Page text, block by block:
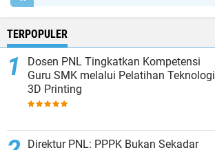
TERPOPULER
Dosen PNL Tingkatkan Kompetensi
Guru SMK melalui Pelatihan Teknologi
3D Printing
Direktur PNL: PPPK Bukan Sekadar